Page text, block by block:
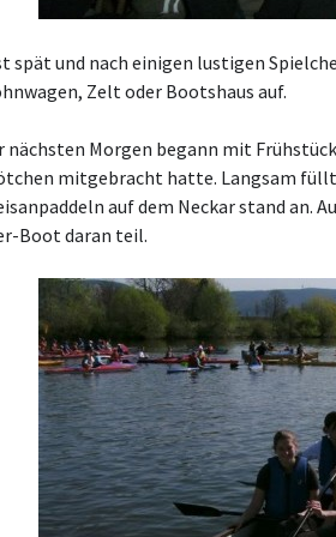
spät und nach einigen lustigen
Zelt oder Bootshaus auf.
nächsten Morgen begann mit
mitgebracht hatte. Langsam
auf dem Neckar stand an.
Boot daran teil.